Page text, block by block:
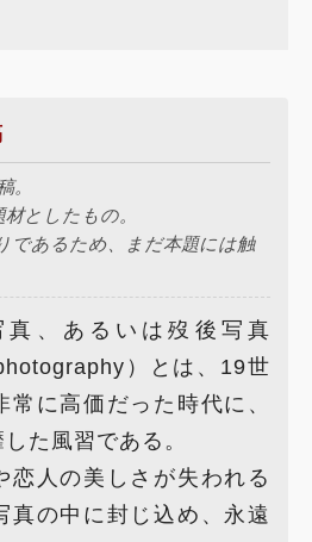
。
としたもの。
であるため、まだ本題には触
真、あるいは歿後写真
）とは、19世
に高価だった時代に、
た風習である。
恋人の美しさが失われる
真の中に封じ込め、永遠